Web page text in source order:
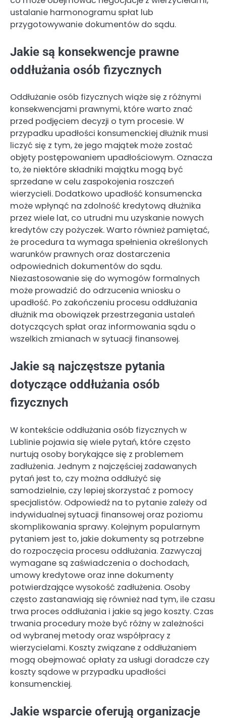
ustalanie harmonogramu spłat lub
przygotowywanie dokumentów do sądu.
Jakie są konsekwencje prawne
oddłużania osób fizycznych
Oddłużanie osób fizycznych wiąże się z różnymi
konsekwencjami prawnymi, które warto znać
przed podjęciem decyzji o tym procesie. W
przypadku upadłości konsumenckiej dłużnik musi
liczyć się z tym, że jego majątek może zostać
objęty postępowaniem upadłościowym. Oznacza
to, że niektóre składniki majątku mogą być
sprzedane w celu zaspokojenia roszczeń
wierzycieli. Dodatkowo upadłość konsumencka
może wpłynąć na zdolność kredytową dłużnika
przez wiele lat, co utrudni mu uzyskanie nowych
kredytów czy pożyczek. Warto również pamiętać,
że procedura ta wymaga spełnienia określonych
warunków prawnych oraz dostarczenia
odpowiednich dokumentów do sądu.
Niezastosowanie się do wymogów formalnych
może prowadzić do odrzucenia wniosku o
upadłość. Po zakończeniu procesu oddłużania
dłużnik ma obowiązek przestrzegania ustaleń
dotyczących spłat oraz informowania sądu o
wszelkich zmianach w sytuacji finansowej.
Jakie są najczęstsze pytania
dotyczące oddłużania osób
fizycznych
W kontekście oddłużania osób fizycznych w
Lublinie pojawia się wiele pytań, które często
nurtują osoby borykające się z problemem
zadłużenia. Jednym z najczęściej zadawanych
pytań jest to, czy można oddłużyć się
samodzielnie, czy lepiej skorzystać z pomocy
specjalistów. Odpowiedź na to pytanie zależy od
indywidualnej sytuacji finansowej oraz poziomu
skomplikowania sprawy. Kolejnym popularnym
pytaniem jest to, jakie dokumenty są potrzebne
do rozpoczęcia procesu oddłużania. Zazwyczaj
wymagane są zaświadczenia o dochodach,
umowy kredytowe oraz inne dokumenty
potwierdzające wysokość zadłużenia. Osoby
często zastanawiają się również nad tym, ile czasu
trwa proces oddłużania i jakie są jego koszty. Czas
trwania procedury może być różny w zależności
od wybranej metody oraz współpracy z
wierzycielami. Koszty związane z oddłużaniem
mogą obejmować opłaty za usługi doradcze czy
koszty sądowe w przypadku upadłości
konsumenckiej.
Jakie wsparcie oferują organizacje